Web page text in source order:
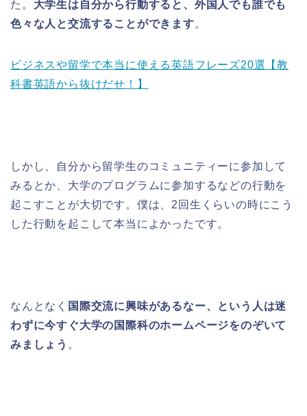
た。 大学生は自分から行動すると、外国人でも誰でも
色々な人と交流することができます。
ビジネスや留学で本当に使える英語フレーズ20選【教
科書英語から抜けだせ！】
しかし、自分から留学生のコミュニティーに参加して
みるとか、大学のプログラムに参加するなどの行動を
起こすことが大切です。僕は、2回生くらいの時にこう
した行動を起こして本当によかったです。
なんとなく 国際交流に興味があるなー、という人は迷
わずに今すぐ大学の国際科のホームページをのぞいて
みましょう 。